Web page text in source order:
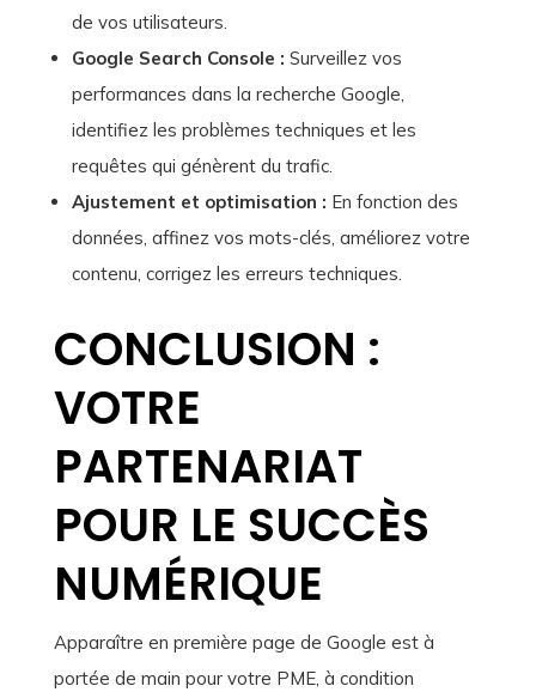
de vos utilisateurs.
Google Search Console : Surveillez vos
performances dans la recherche Google,
identifiez les problèmes techniques et les
requêtes qui génèrent du trafic.
Ajustement et optimisation : En fonction des
données, affinez vos mots-clés, améliorez votre
contenu, corrigez les erreurs techniques.
CONCLUSION :
VOTRE
PARTENARIAT
POUR LE SUCCÈS
NUMÉRIQUE
Apparaître en première page de Google est à
portée de main pour votre PME, à condition